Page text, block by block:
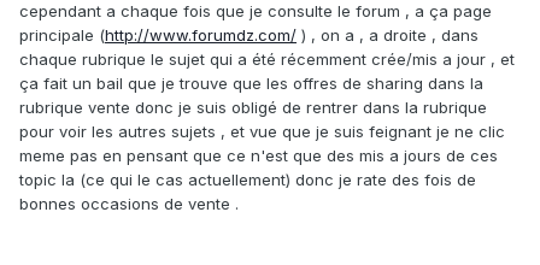
cependant a chaque fois que je consulte le forum , a ça page
principale (http://www.forumdz.com/ ) , on a , a droite , dans
chaque rubrique le sujet qui a été récemment crée/mis a jour , et
ça fait un bail que je trouve que les offres de sharing dans la
rubrique vente donc je suis obligé de rentrer dans la rubrique
pour voir les autres sujets , et vue que je suis feignant je ne clic
meme pas en pensant que ce n'est que des mis a jours de ces
topic la (ce qui le cas actuellement) donc je rate des fois de
bonnes occasions de vente .